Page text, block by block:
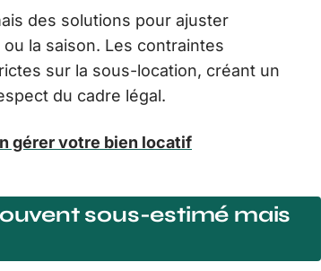
des solutions pour ajuster
la saison. Les contraintes
sur la sous-location, créant un
du cadre légal.
gérer votre bien locatif
sous-estimé mais